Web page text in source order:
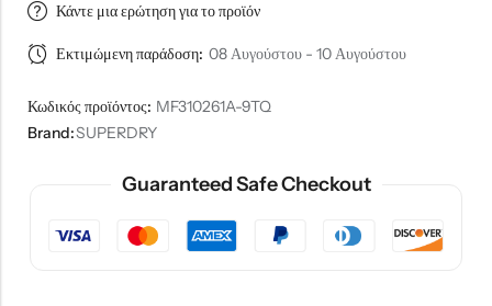
Κάντε μια ερώτηση για το προϊόν
Εκτιμώμενη παράδοση: 08 Αυγούστου - 10 Αυγούστου
Κωδικός προϊόντος: MF310261A-9TQ
Brand:SUPERDRY
Guaranteed Safe Checkout